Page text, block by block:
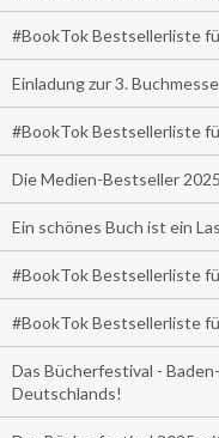
#BookTok Bestsellerliste
Einladung zur 3.
#BookTok Bestsellerliste
Die Medien-Bestseller 2025
Ein schönes Buch ist ein
#BookTok Bestsellerliste
#BookTok Bestsellerliste
Das Bücherfestival -
Deutschlands!